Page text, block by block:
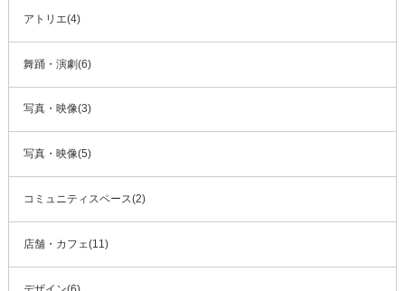
アトリエ(4)
舞踊・演劇(6)
写真・映像(3)
写真・映像(5)
コミュニティスペース(2)
店舗・カフェ(11)